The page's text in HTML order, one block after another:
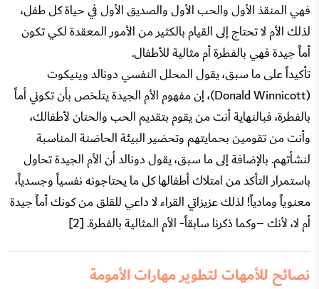
فهي المنقذ الأول والحب الأول والصديق الأول في حياة كل طفل،
لذلك الأم لا تحتاج إلى القيام بالكثير من الأمور المعقدة لكي تكون
أماً جيدة فهي بالفطرة أم مثالية للأطفال.
تأكيداً على ما سبق، يقول المحلل النفسي دونالد وينيكوت
(Donald Winnicott)، إن مفهوم الأم الجيدة يتلخص بأن تكوني أماً
بالفطرة، فبالنهاية أنت من يقوم بتقديم الحب والحنان لأطفالك،
وأنت من تقومين بحمايتهم وتحضير البيئة الحاضنة المناسبة
لنشأتهم. بالإضافة إلى ما سبق، يقول دونالد أن الأم الجيدة تحاول
باستمرار التأكد من امتلاك أطفالها كل ما يحتاجونه نفسياً وجسدياً،
معنوياً ومادياً! لذلك عزيزاتي القراء لا داعي للقلق من كونك أماً جيدة
أم لا، لأنك –وكما ذكرنا سابقاً- الأم المثالية بالفطرة. [2]
نصائح للأمهات لتطوير مهارات الأمومة